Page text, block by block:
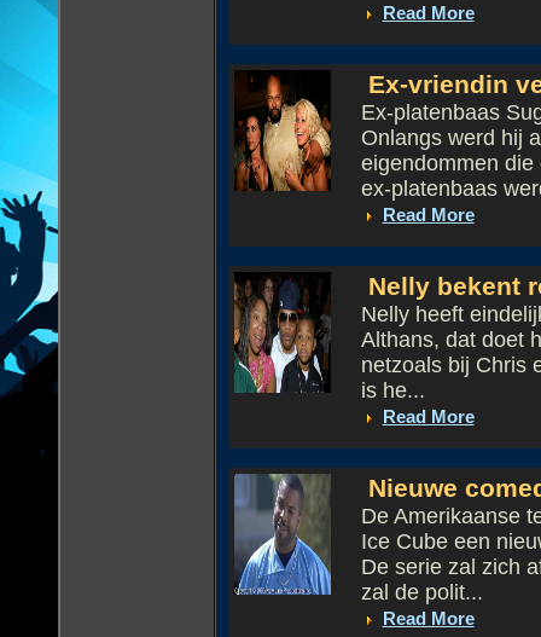
Read More
Ex-vriendin
Ex-platenbaas
Onlangs werd hij
eigendommen
ex-platenbaas
Read More
Nelly bekent
Nelly heeft
Althans, dat doet
netzoals bij Chris
is he...
Read More
Nieuwe
De Amerikaanse
Ice Cube een
De serie zal zich
zal de polit...
Read More